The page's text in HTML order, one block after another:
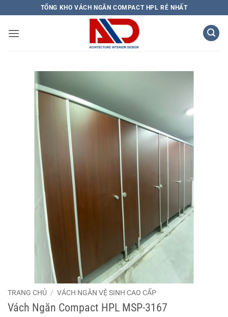
qua
nội
TỔNG KHO VÁCH NGĂN COMPACT HPL RẺ NHẤT
TRANG CHỦ / VÁCH NGĂN VỆ SINH CAO CẤP
Vách Ngăn Compact HPL MSP-3167